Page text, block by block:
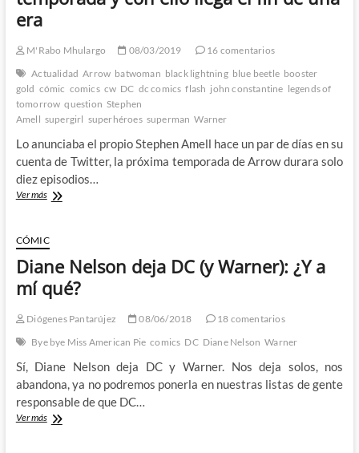
era
M'Rabo Mhulargo 08/03/2019
16 comentarios
Actualidad Arrow batwoman black lightning blue beetle booster
gold cómic comics cw DC dc comics flash john constantine legends of
tomorrow question Stephen
Amell supergirl superhéroes superman Warner
Lo anunciaba el propio Stephen Amell hace un par de días en su
cuenta de Twitter, la próxima temporada de Arrow durara solo
diez episodios…
Ver másArrow
su
próxima
temporada
con
llega
el
de
una
CÓMIC
Diane Nelson deja DC (y Warner): ¿Y a
mí qué?
Diógenes Pantarújez 08/06/2018
18 comentarios
Bye bye Miss American Pie comics DC Diane Nelson Warner
Sí, Diane Nelson deja DC y Warner. Nos deja solos, nos
abandona, ya no podremos ponerla en nuestras listas de gente
responsable de que DC…
Ver másDiane